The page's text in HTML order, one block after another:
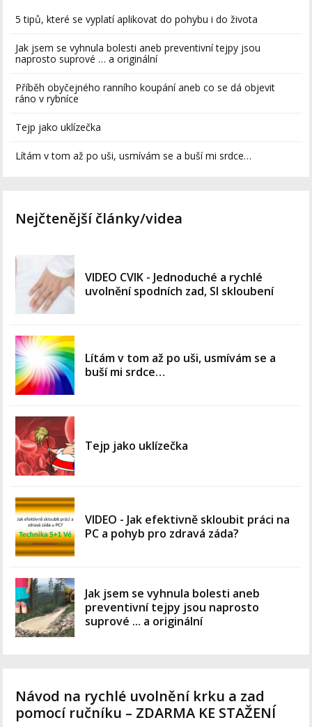
5 tipů, které se vyplatí aplikovat do pohybu i do života
Jak jsem se vyhnula bolesti aneb preventivní tejpy jsou
naprosto suprové … a originální
Příběh obyčejného ranního koupání aneb co se dá objevit
ráno v rybníce
Tejp jako uklízečka
Lítám v tom až po uši, usmívám se a buší mi srdce…
Nejčtenější články/videa
VIDEO CVIK - Jednoduché a rychlé
uvolnění spodních zad, SI skloubení
Lítám v tom až po uši, usmívám se a
buší mi srdce…
Tejp jako uklízečka
VIDEO - Jak efektivně skloubit práci na
PC a pohyb pro zdravá záda?
Jak jsem se vyhnula bolesti aneb
preventivní tejpy jsou naprosto
suprové ... a originální
Návod na rychlé uvolnění krku a zad
pomocí ručníku – ZDARMA KE STAŽENÍ